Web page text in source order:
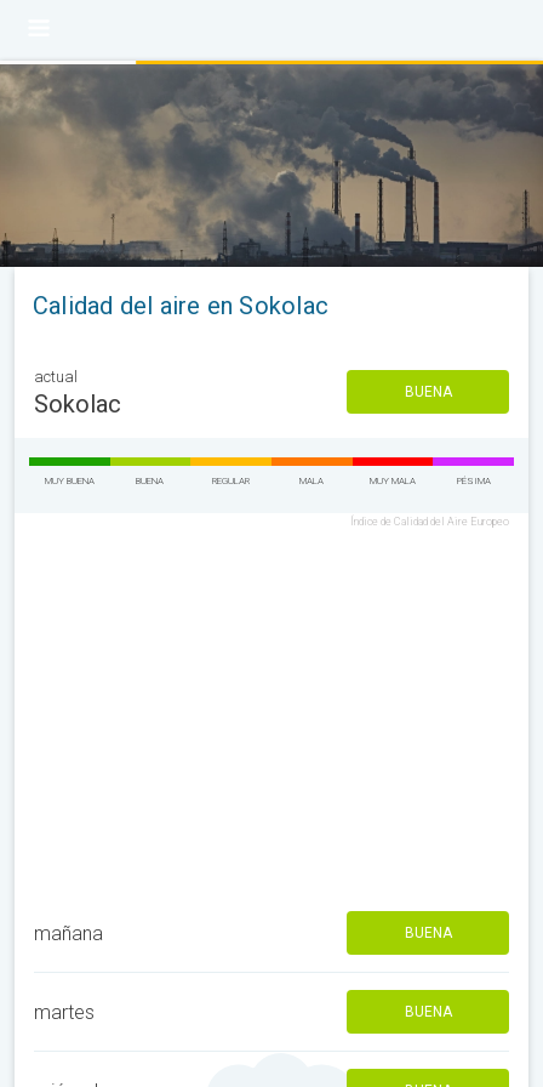
Calidad del aire en Sokolac
actual
Sokolac BUENA
MUY BUENA BUENA REGULAR MALA MUY MALA PÉSIMA
Índice de Calidad del Aire Europeo
mañana BUENA
martes BUENA